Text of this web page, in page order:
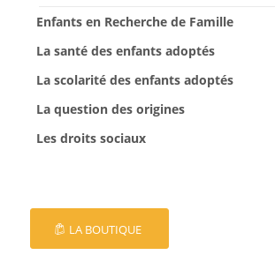
Enfants en Recherche de Famille
La santé des enfants adoptés
La scolarité des enfants adoptés
La question des origines
Les droits sociaux
LA BOUTIQUE